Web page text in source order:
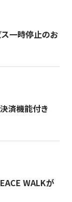
ス一時停止のお
済機能付き
WALKが